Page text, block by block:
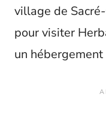
village de
pour visiter
un